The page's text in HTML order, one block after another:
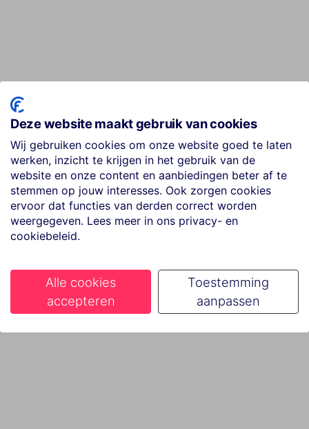
Deze website maakt gebruik van cookies
Wij gebruiken cookies om onze website goed te laten
werken, inzicht te krijgen in het gebruik van de
website en onze content en aanbiedingen beter af te
stemmen op jouw interesses. Ook zorgen cookies
ervoor dat functies van derden correct worden
weergegeven. Lees meer in ons privacy- en
cookiebeleid.
Alle cookies
accepteren
Toestemming
aanpassen